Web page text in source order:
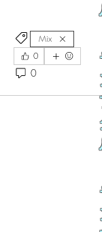
Mix
0
0